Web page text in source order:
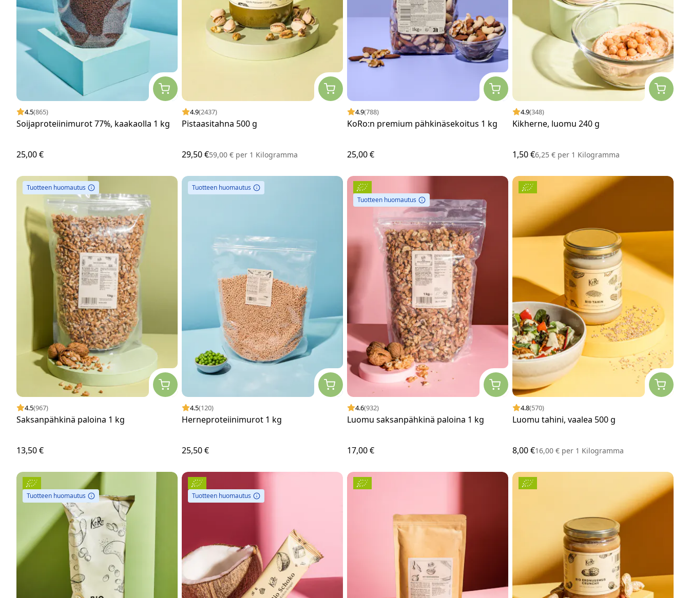
4.5(865)
Soijaproteiinimurot 77%, kaakaolla 1 kg
25,00 €
4.9(2437)
Pistaasitahna 500 g
29,50 €59,00 € per 1 Kilogramma
4.9(788)
KoRo:n premium pähkinäsekoitus 1 kg
25,00 €
4.9(348)
Kikherne, luomu 240 g
1,50 €6,25 € per 1 Kilogramma
Tuotteen huomautus
4.5(967)
Saksanpähkinä paloina 1 kg
13,50 €
Tuotteen huomautus
4.5(120)
Herneproteiinimurot 1 kg
25,50 €
Tuotteen huomautus
4.6(932)
Luomu saksanpähkinä paloina 1 kg
17,00 €
4.8(570)
Luomu tahini, vaalea 500 g
8,00 €16,00 € per 1 Kilogramma
Tuotteen huomautus Tuotteen huomautus